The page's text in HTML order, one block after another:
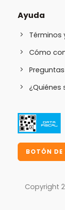
Ayuda
Términos
Cómo
¿Quiénes
BOTÓN DE
Copyright